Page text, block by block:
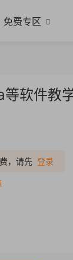
免费专区
软件教
，请先 登录